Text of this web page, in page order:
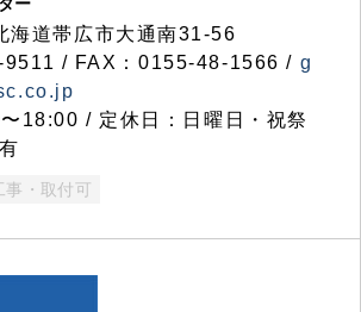
道帯広市大通南31-56
/ FAX：0155-48-1566 / g
18:00 / 定休日：日曜日・祝祭
事・取付可